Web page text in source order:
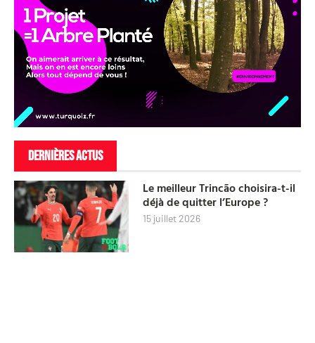
DERNIÈRES ACTUS
Le meilleur Trincão choisira-t-il
déjà de quitter l’Europe ?
15 juillet 2026